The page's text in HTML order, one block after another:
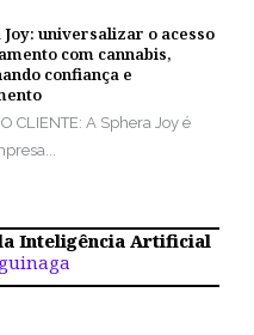
Joy: universalizar o acesso
com cannabis,
confiança e
CLIENTE: A Sphera Joy é
Inteligência Artificial